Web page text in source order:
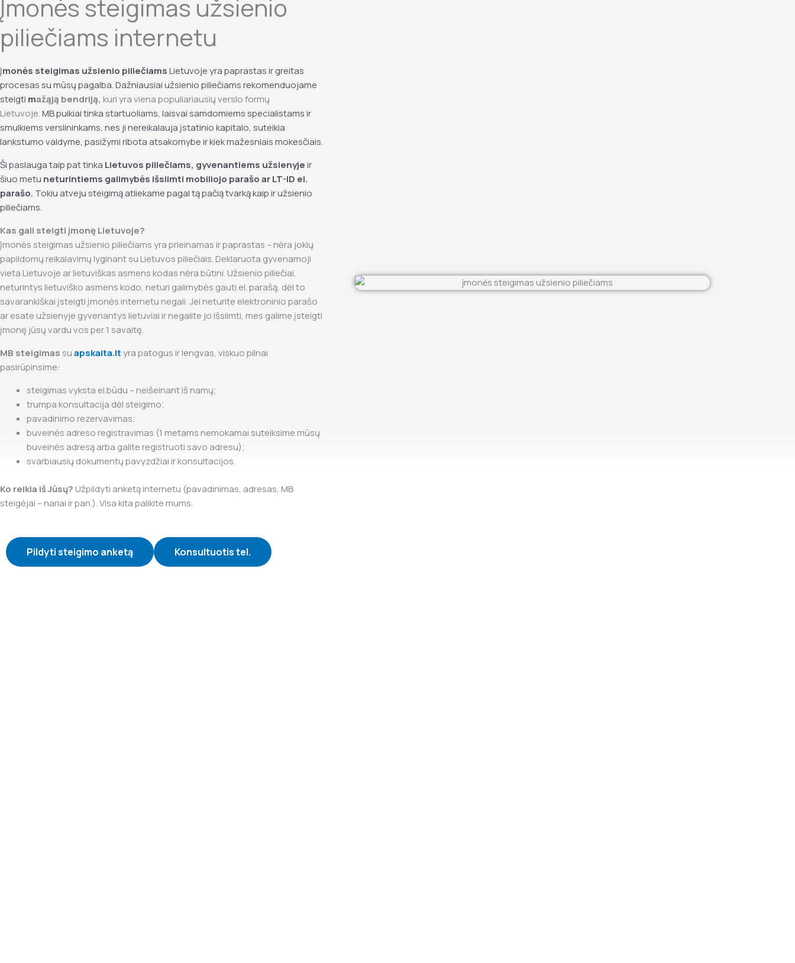
Įmonės steigimas užsienio
piliečiams internetu
Įmonės steigimas užsienio piliečiamsLietuvoje yra paprastas ir greitas
procesas su mūsų pagalba. Dažniausiai užsienio piliečiams rekomenduojame
steigti mažąją bendriją, kuriyra viena populiariausių verslo formų
Lietuvoje.MB puikiai tinka startuoliams, laisvai samdomiems specialistams ir
smulkiems verslininkams, nes ji nereikalauja įstatinio kapitalo, suteikia
lankstumo valdyme, pasižymi ribota atsakomybe ir kiek mažesniais mokesčiais.
Ši paslauga taip pat tinka Lietuvos piliečiams, gyvenantiems užsienyjeir
šiuo metu neturintiems galimybės išsiimti mobiliojo parašo ar LT-ID el.
parašo. Tokiu atveju steigimą atliekame pagal tą pačią tvarką kaip ir užsienio
piliečiams.
Kas gali steigti įmonę Lietuvoje?
Įmonės steigimas užsienio piliečiams yra prieinamas ir paprastas – nėra jokių
papildomų reikalavimų lyginant su Lietuvos piliečiais. Deklaruota gyvenamoji
vieta Lietuvoje ar lietuviškas asmens kodas nėra būtini. Užsienio piliečiai,
neturintys lietuviško asmens kodo, neturi galimybės gauti el. parašą, dėl to
savarankiškai įsteigti įmonės internetu negali. Jei neturite elektroninio parašo
ar esate užsienyje gyvenantys lietuviai ir negalite jo išsiimti, mes galime įsteigti
įmonę jūsų vardu vos per 1 savaitę.
MB steigimas suapskaita.ltyra patogus ir lengvas, viskuo pilnai
pasirūpinsime:
steigimas vyksta el.būdu – neišeinant iš namų;
trumpa konsultacija dėl steigimo;
pavadinimo rezervavimas;
buveinės adreso registravimas (1 metams nemokamai suteiksime mūsų
buveinės adresą arba galite registruoti savo adresu);
svarbiausių dokumentų pavyzdžiai ir konsultacijos.
Ko reikia iš Jūsų? Užpildyti anketą internetu (pavadinimas, adresas, MB
steigėjai – nariai ir pan.). Visa kita palikite mums.
Pildyti steigimo anketą Konsultuotis tel.